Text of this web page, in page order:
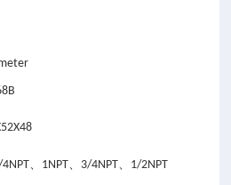
4NPT、1NPT、3/4NPT、1/2NPT